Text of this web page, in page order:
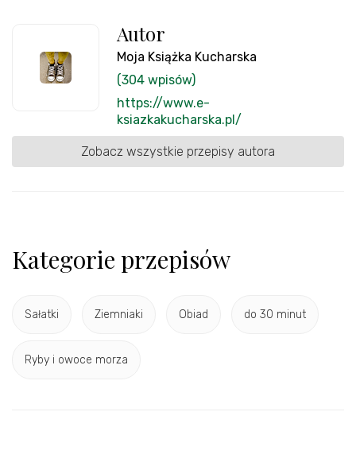
Autor
Moja Książka Kucharska
(304 wpisów)
https://www.e-
ksiazkakucharska.pl/
Zobacz wszystkie przepisy autora
Kategorie przepisów
Sałatki Ziemniaki Obiad do 30 minut
Ryby i owoce morza